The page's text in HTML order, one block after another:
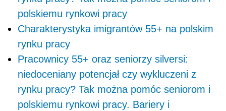
polskiemu rynkowi pracy
Charakterystyka imigrantów 55+ na polskim
rynku pracy
Pracownicy 55+ oraz seniorzy silversi:
niedoceniany potencjał czy wykluczeni z
rynku pracy? Tak można pomóc seniorom i
polskiemu rynkowi pracy. Bariery i